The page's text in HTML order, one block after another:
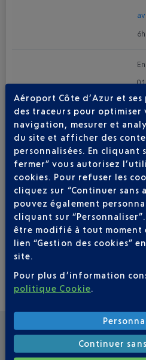
Aéroport Côte d’Azur et
des traceurs pour optimiser
navigation, mesurer et
du site et afficher des
personnalisées. En cliquant
fermer” vous autorisez
cookies. Pour refuser les
cliquez sur “Continuer sans
pouvez également
cliquant sur
être modifié à tout moment
lien “Gestion des cookies”
site.
Pour plus d’information
politique Cookie
Continuer